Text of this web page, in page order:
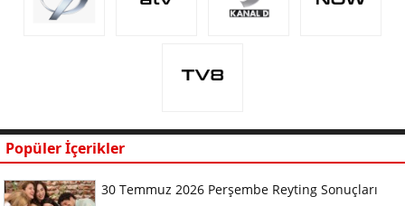
Popüler İçerikler
30 Temmuz 2026 Perşembe Reyting Sonuçları